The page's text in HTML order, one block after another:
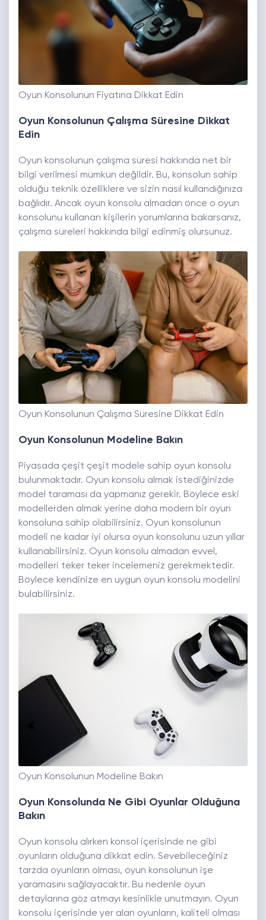
Oyun Konsolunun Fiyatına Dikkat Edin
Oyun Konsolunun Çalışma Süresine Dikkat
Edin
Oyun konsolunun çalışma süresi hakkında net bir
bilgi verilmesi mümkün değildir. Bu, konsolun sahip
olduğu teknik özelliklere ve sizin nasıl kullandığınıza
bağlıdır. Ancak oyun konsolu almadan önce o oyun
konsolunu kullanan kişilerin yorumlarına bakarsanız,
çalışma süreleri hakkında bilgi edinmiş olursunuz.
Oyun Konsolunun Çalışma Süresine Dikkat Edin
Oyun Konsolunun Modeline Bakın
Piyasada çeşit çeşit modele sahip oyun konsolu
bulunmaktadır. Oyun konsolu almak istediğinizde
model taraması da yapmanız gerekir. Böylece eski
modellerden almak yerine daha modern bir oyun
konsoluna sahip olabilirsiniz. Oyun konsolunun
modeli ne kadar iyi olursa oyun konsolunu uzun yıllar
kullanabilirsiniz. Oyun konsolu almadan evvel,
modelleri teker teker incelemeniz gerekmektedir.
Böylece kendinize en uygun oyun konsolu modelini
bulabilirsiniz.
Oyun Konsolunun Modeline Bakın
Oyun Konsolunda Ne Gibi Oyunlar Olduğuna
Bakın
Oyun konsolu alırken konsol içerisinde ne gibi
oyunların olduğuna dikkat edin. Sevebileceğiniz
tarzda oyunların olması, oyun konsolunun işe
yaramasını sağlayacaktır. Bu nedenle oyun
detaylarına göz atmayı kesinlikle unutmayın. Oyun
konsolu içerisinde yer alan oyunların, kaliteli olması